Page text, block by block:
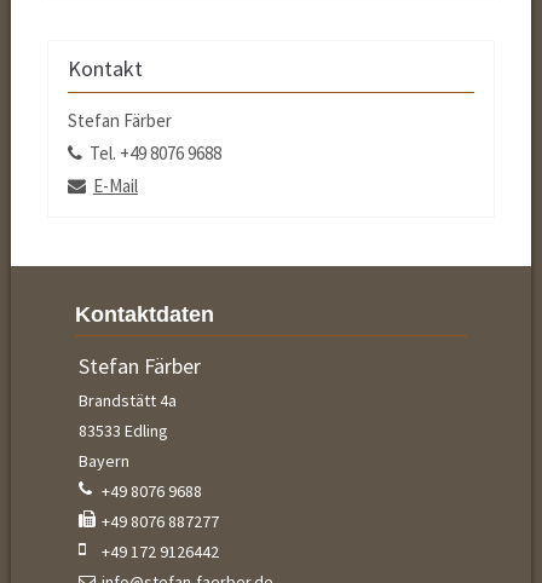
Kontakt
Stefan Färber
Tel. +49 8076 9688
E-Mail
Kontaktdaten
Stefan
Färber
Stefan Färber
Brandstätt 4a
83533 Edling
Bayern
pref+49 8076 9688
fax +49 8076 887277
cell+49 172 9126442